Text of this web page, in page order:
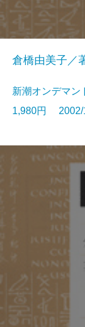
倉橋由美子／
新潮オンデマ
1,980円 2002/